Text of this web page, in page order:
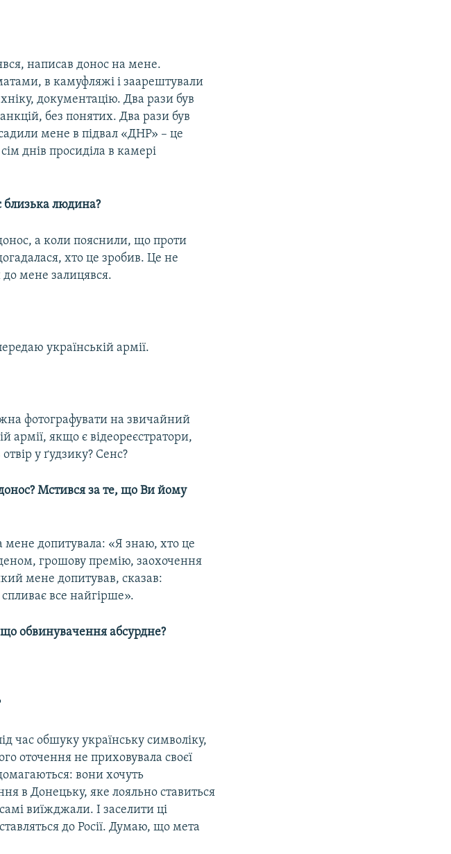
написав донос на мене.
в камуфляжі і заарештували
документацію. Два рази був
без понятих. Два рази був
мене в підвал «ДНР» – це
днів просиділа в камері
близька людина?
а коли пояснили, що проти
хто це зробив. Це не
мене залицявся.
українській армії.
фотографувати на звичайний
армії, якщо є відеореєстратори,
у ґудзику? Сенс?
Мстився за те, що Ви йому
допитувала: «Я знаю, хто це
грошову премію, заохочення
мене допитував, сказав:
все найгірше».
обвинувачення абсурдне?
час обшуку українську символіку,
оточення не приховувала своєї
вони хочуть
в Донецьку, яке лояльно ставиться
виїжджали. І заселити ці
до Росії. Думаю, що мета